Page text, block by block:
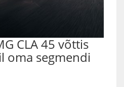
CLA 45 võttis
oma segmendi